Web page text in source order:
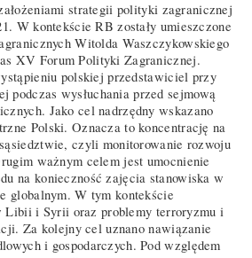
strategii polityki zagranicznej
W kontekście RB zostały umieszczone
Witolda Waszczykowskiego
XV Forum Polityki Zagranicznej.
polskiej przedstawiciel przy
podczas wysłuchania przed sejmową
Jako cel nadrzędny wskazano
Polski. Oznacza to koncentrację na
czyli monitorowanie rozwoju
ważnym celem jest umocnienie
na konieczność zajęcia stanowiska w
globalnym. W tym kontekście
Libii i Syrii oraz problemy terroryzmu i
Za kolejny cel uznano nawiązanie
i gospodarczych. Pod względem